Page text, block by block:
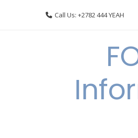
Call Us: +2782 444 YEAH